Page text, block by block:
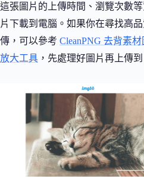
這張圖片的上傳時間、瀏覽次數
片下載到電腦。如果你在尋找高
傳，可以參考 CleanPNG 去背素
放大工具 ，先處理好圖片再上傳到